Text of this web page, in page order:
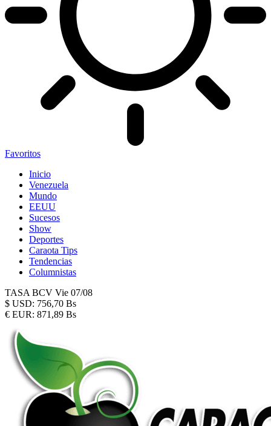
Favoritos
Inicio
Venezuela
Mundo
EEUU
Sucesos
Show
Deportes
Caraota Tips
Tendencias
Columnistas
TASA BCV Vie 07/08
$ USD: 756,70 Bs
€ EUR: 871,89 Bs